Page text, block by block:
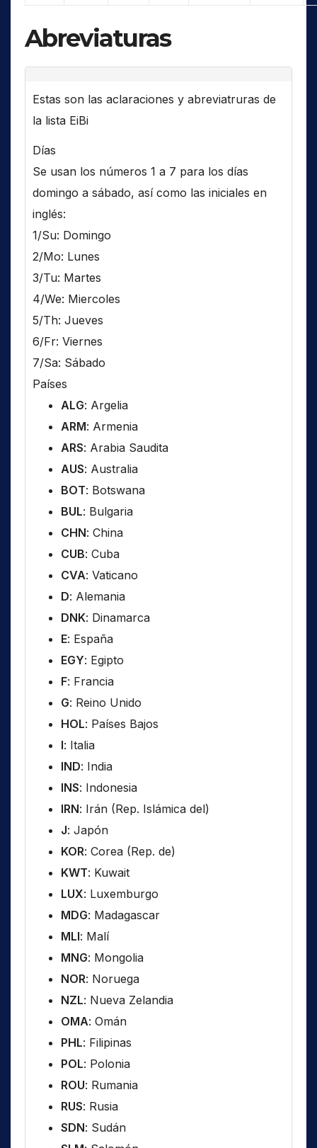
Abreviaturas
Estas son las aclaraciones y abreviatruras de
la lista EiBi
Días
Se usan los números 1 a 7 para los días
domingo a sábado, así como las iniciales en
inglés:
1/Su: Domingo
2/Mo: Lunes
3/Tu: Martes
4/We: Miercoles
5/Th: Jueves
6/Fr: Viernes
7/Sa: Sábado
Países
ALG: Argelia
ARM: Armenia
ARS: Arabia Saudita
AUS: Australia
BOT: Botswana
BUL: Bulgaria
CHN: China
CUB: Cuba
CVA: Vaticano
D: Alemania
DNK: Dinamarca
E: España
EGY: Egipto
F: Francia
G: Reino Unido
HOL: Países Bajos
I: Italia
IND: India
INS: Indonesia
IRN: Irán (Rep. Islámica del)
J: Japón
KOR: Corea (Rep. de)
KWT: Kuwait
LUX: Luxemburgo
MDG: Madagascar
MLI: Malí
MNG: Mongolia
NOR: Noruega
NZL: Nueva Zelandia
OMA: Omán
PHL: Filipinas
POL: Polonia
ROU: Rumania
RUS: Rusia
SDN: Sudán